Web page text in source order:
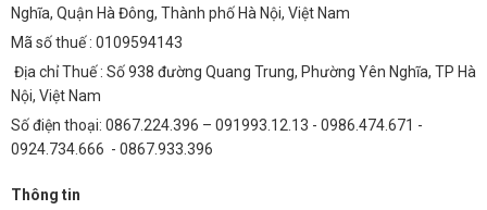
Nghĩa, Quận Hà Đông, Thành phố Hà Nội, Việt Nam
Mã số thuế : 0109594143
Địa chỉ Thuế : Số 938 đường Quang Trung, Phường Yên Nghĩa, TP Hà
Nội, Việt Nam
Số điện thoại: 0867.224.396 – 091993.12.13 - 0986.474.671 -
0924.734.666 - 0867.933.396
Thông tin